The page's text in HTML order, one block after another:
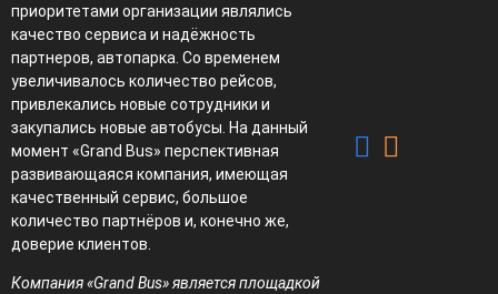
приоритетами организации являлись
качество сервиса и надёжность
партнеров, автопарка. Со временем
увеличивалось количество рейсов,
привлекались новые сотрудники и
закупались новые автобусы. На данный
момент «Grand Bus» перспективная
развивающаяся компания, имеющая
качественный сервис, большое
количество партнёров и, конечно же,
доверие клиентов.
Компания «Grand Bus» является площадкой